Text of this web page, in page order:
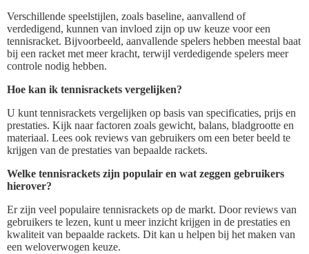
Verschillende speelstijlen, zoals baseline, aanvallend of
verdedigend, kunnen van invloed zijn op uw keuze voor een
tennisracket. Bijvoorbeeld, aanvallende spelers hebben meestal baat
bij een racket met meer kracht, terwijl verdedigende spelers meer
controle nodig hebben.
Hoe kan ik tennisrackets vergelijken?
U kunt tennisrackets vergelijken op basis van specificaties, prijs en
prestaties. Kijk naar factoren zoals gewicht, balans, bladgrootte en
materiaal. Lees ook reviews van gebruikers om een beter beeld te
krijgen van de prestaties van bepaalde rackets.
Welke tennisrackets zijn populair en wat zeggen gebruikers
hierover?
Er zijn veel populaire tennisrackets op de markt. Door reviews van
gebruikers te lezen, kunt u meer inzicht krijgen in de prestaties en
kwaliteit van bepaalde rackets. Dit kan u helpen bij het maken van
een weloverwogen keuze.